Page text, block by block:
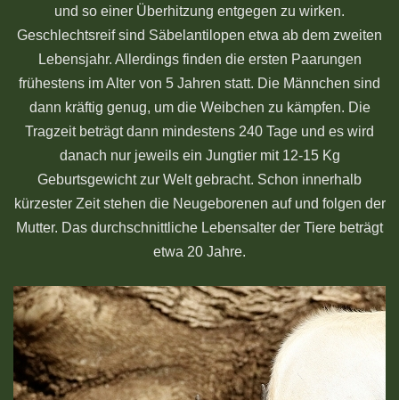
und so einer Überhitzung entgegen zu wirken.
Geschlechtsreif sind Säbelantilopen etwa ab dem zweiten
Lebensjahr. Allerdings finden die ersten Paarungen
frühestens im Alter von 5 Jahren statt. Die Männchen sind
dann kräftig genug, um die Weibchen zu kämpfen. Die
Tragzeit beträgt dann mindestens 240 Tage und es wird
danach nur jeweils ein Jungtier mit 12-15 Kg
Geburtsgewicht zur Welt gebracht. Schon innerhalb
kürzester Zeit stehen die Neugeborenen auf und folgen der
Mutter. Das durchschnittliche Lebensalter der Tiere beträgt
etwa 20 Jahre.